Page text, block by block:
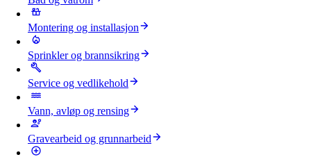
Montering og installasjon
Sprinkler og brannsikring
Service og vedlikehold
Vann, avløp og rensing
Gravearbeid og grunnarbeid